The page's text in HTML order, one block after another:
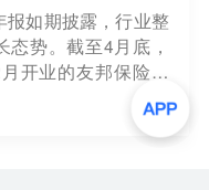
报如期披露，行业整
势。截至4月底，
开业的友邦保险资
保险资管机构（含1
年年报，合计实现营
；合计净利润21